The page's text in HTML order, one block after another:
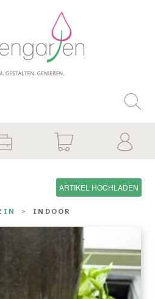
ARTIKEL HOCHLADEN
INDOOR
Newsletter an und
und Ideen rund um
Adresse ein, um dich